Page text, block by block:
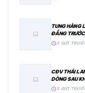
image
TUNG HÀNG
ĐẮNG
schedule3 GIỜ
image
CĐV THÁI
DÒNG SAU
schedule3 GIỜ